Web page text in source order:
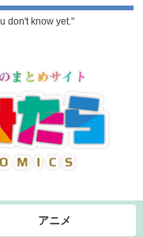
don't know yet."
アニメ